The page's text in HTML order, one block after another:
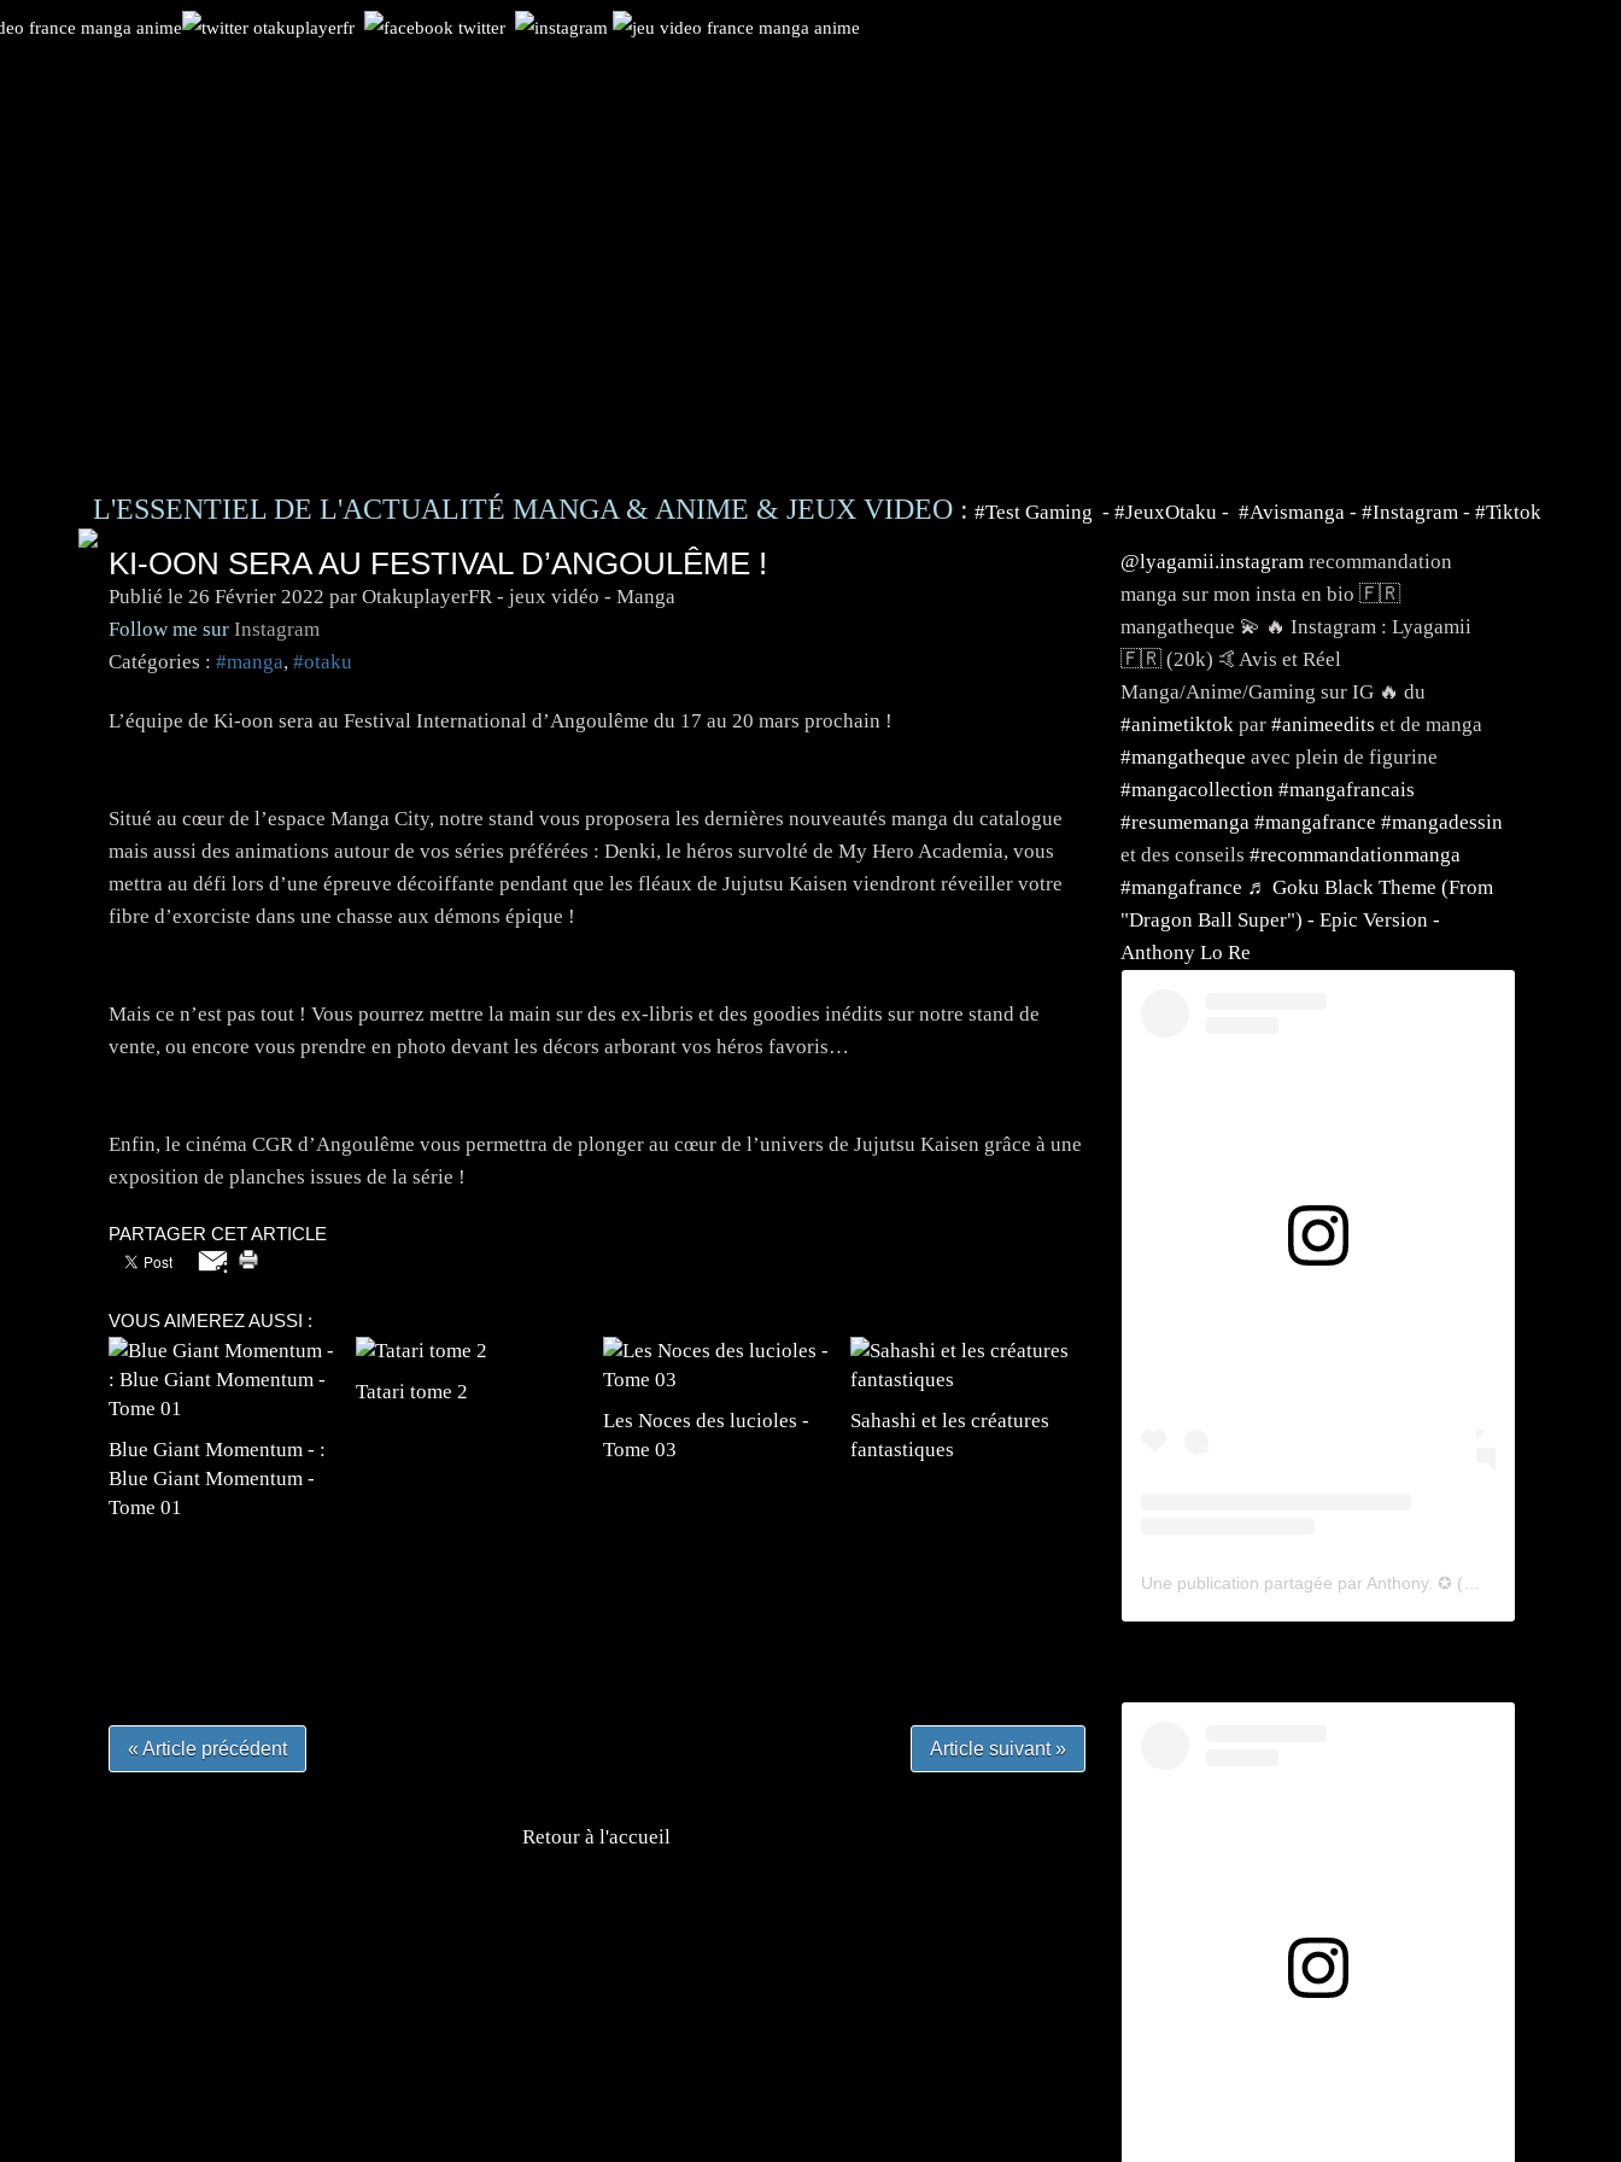
L'ESSENTIEL DE L'ACTUALITÉ MANGA & ANIME & JEUX VIDEO : #Test Gaming - #JeuxOtaku - #Avismanga - #Instagram - #Tiktok
KI-OON SERA AU FESTIVAL D’ANGOULÊME !
Publié le 26 Février 2022 par OtakuplayerFR - jeux vidéo - Manga
Follow me sur Instagram
Catégories : #manga, #otaku
L’équipe de Ki-oon sera au Festival International d’Angoulême du 17 au 20 mars prochain !
Situé au cœur de l’espace Manga City, notre stand vous proposera les dernières nouveautés manga du catalogue
mais aussi des animations autour de vos séries préférées : Denki, le héros survolté de My Hero Academia, vous
mettra au défi lors d’une épreuve décoiffante pendant que les fléaux de Jujutsu Kaisen viendront réveiller votre
fibre d’exorciste dans une chasse aux démons épique !
Mais ce n’est pas tout ! Vous pourrez mettre la main sur des ex-libris et des goodies inédits sur notre stand de
vente, ou encore vous prendre en photo devant les décors arborant vos héros favoris…
Enfin, le cinéma CGR d’Angoulême vous permettra de plonger au cœur de l’univers de Jujutsu Kaisen grâce à une
exposition de planches issues de la série !
PARTAGER CET ARTICLE
VOUS AIMEREZ AUSSI :
Blue Giant Momentum - :
Blue Giant Momentum -
Tome 01
Tatari tome 2
Les Noces des lucioles -
Tome 03
Sahashi et les créatures
fantastiques
« Article précédent Article suivant »
Retour à l'accueil
@lyagamii.instagram recommandation
manga sur mon insta en bio 🇫🇷
mangatheque 💫 🔥 Instagram : Lyagamii
🇫🇷 (20k) 🤙Avis et Réel
Manga/Anime/Gaming sur IG 🔥 du
#animetiktok par #animeedits et de manga
#mangatheque avec plein de figurine
#mangacollection #mangafrancais
#resumemanga #mangafrance #mangadessin
et des conseils #recommandationmanga
#mangafrance ♬ Goku Black Theme (From
"Dragon Ball Super") - Epic Version -
Anthony Lo Re